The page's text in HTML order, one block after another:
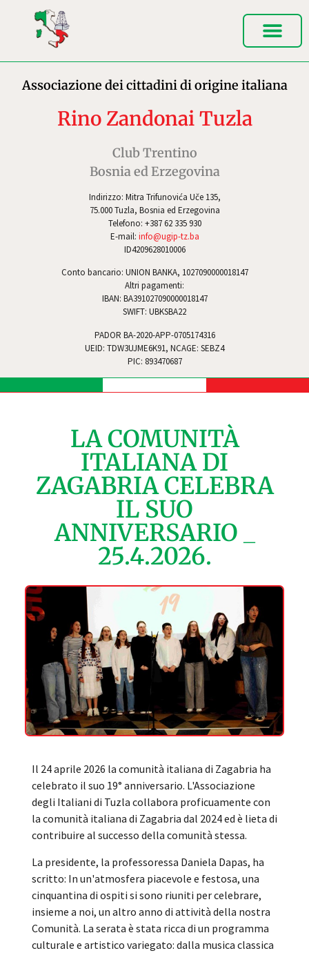
Indirizzo: Mitra Trifunovića Uče 135,
75.000 Tuzla, Bosnia ed Erzegovina
Telefono: +387 62 335 930
E-mail: info@ugip-tz.ba
ID4209628010006
Conto bancario: UNION BANKA, 1027090000018147
Altri pagamenti:
IBAN: BA391027090000018147
SWIFT: UBKSBA22
PADOR BA-2020-APP-0705174316
UEID: TDW3UJME6K91, NCAGE: SEBZ4
PIC: 893470687
Associazione dei cittadini di origine italiana
Rino Zandonai Tuzla
Club Trentino
Bosnia ed Erzegovina
LA COMUNITÀ
ITALIANA DI
ZAGABRIA CELEBRA
IL SUO
ANNIVERSARIO _
25.4.2026.
Il 24 aprile 2026 la comunità italiana di Zagabria ha
celebrato il suo 19° anniversario. L'Associazione
degli Italiani di Tuzla collabora proficuamente con
la comunità italiana di Zagabria dal 2024 ed è lieta di
contribuire al successo della comunità stessa.
La presidente, la professoressa Daniela Dapas, ha
scritto: In un'atmosfera piacevole e festosa, una
cinquantina di ospiti si sono riuniti per celebrare,
insieme a noi, un altro anno di attività della nostra
Comunità. La serata è stata ricca di un programma
culturale e artistico variegato: dalla musica classica